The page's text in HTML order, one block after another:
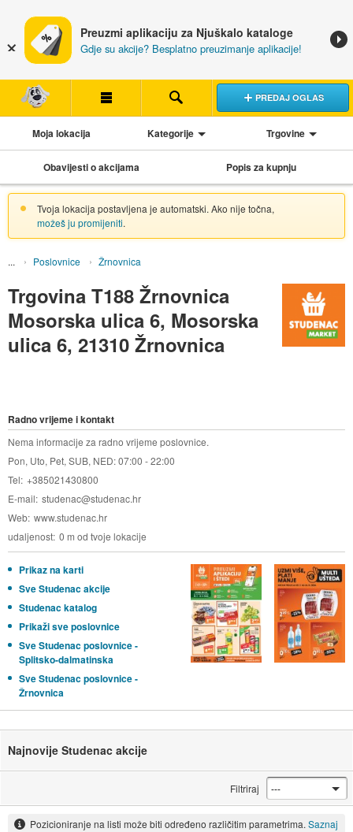
Preuzmi aplikaciju za Njuškalo kataloge
Gdje su akcije? Besplatno preuzimanje aplikacije!
PREDAJ OGLAS
Moja lokacija Kategorije Trgovine
Obavijesti o akcijama Popis za kupnju
Tvoja lokacija postavljena je automatski. Ako nije točna,
možeš ju promijeniti.
Poslovnice Žrnovnica
Trgovina T188 Žrnovnica
Mosorska ulica 6, Mosorska
ulica 6, 21310 Žrnovnica
Radno vrijeme i kontakt
Nema informacije za radno vrijeme poslovnice.
Pon, Uto, Pet, SUB, NED: 07:00 - 22:00
Tel +385021430800
E-mail studenac@studenac.hr
Web www.studenac.hr
udaljenost 0 m od tvoje lokacije
Prikaz na karti
Sve Studenac akcije
Studenac katalog
Prikaži sve poslovnice
Sve Studenac poslovnice -
Splitsko-dalmatinska
Sve Studenac poslovnice -
Žrnovnica
Najnovije Studenac akcije
Filtriraj
Pozicioniranje na listi može biti određeno različitim parametrima. Saznaj